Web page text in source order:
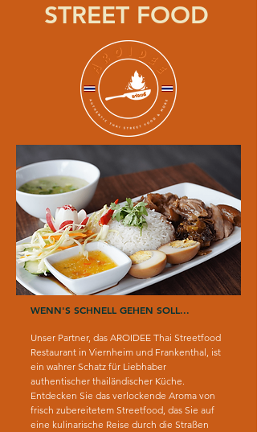
STREET FOOD
WENN'S SCHNELL GEHEN SOLL...
Unser Partner, das AROIDEE Thai Streetfood
Restaurant in Viernheim und Frankenthal, ist
ein wahrer Schatz für Liebhaber
authentischer thailändischer Küche.
Entdecken Sie das verlockende Aroma von
frisch zubereitetem Streetfood, das Sie auf
eine kulinarische Reise durch die Straßen